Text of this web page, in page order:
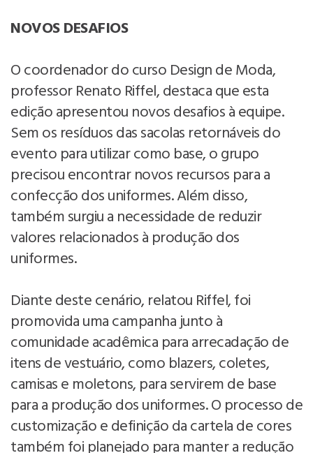
NOVOS DESAFIOS
O coordenador do curso Design de Moda,
professor Renato Riffel, destaca que esta
edição apresentou novos desafios à equipe.
Sem os resíduos das sacolas retornáveis do
evento para utilizar como base, o grupo
precisou encontrar novos recursos para a
confecção dos uniformes. Além disso,
também surgiu a necessidade de reduzir
valores relacionados à produção dos
uniformes.
Diante deste cenário, relatou Riffel, foi
promovida uma campanha junto à
comunidade acadêmica para arrecadação de
itens de vestuário, como blazers, coletes,
camisas e moletons, para servirem de base
para a produção dos uniformes. O processo de
customização e definição da cartela de cores
também foi planejado para manter a redução